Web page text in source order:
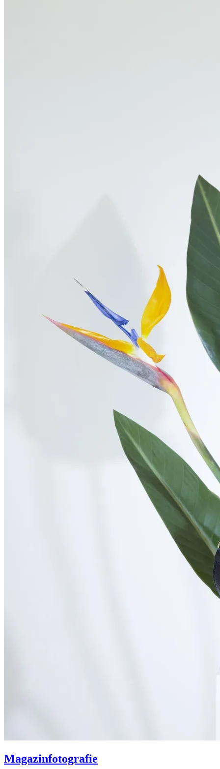
Magazinfotografie